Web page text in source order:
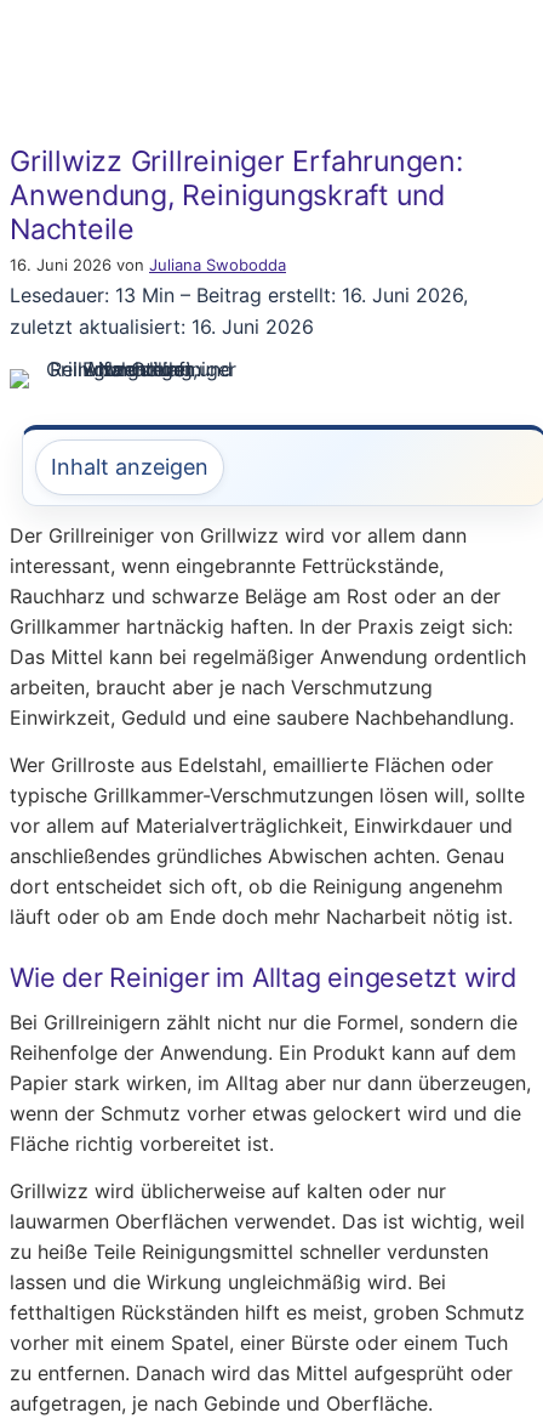
Grillwizz Grillreiniger Erfahrungen:
Anwendung, Reinigungskraft und
Nachteile
16. Juni 2026 von Juliana Swobodda
Lesedauer: 13 Min – Beitrag erstellt: 16. Juni 2026,
zuletzt aktualisiert: 16. Juni 2026
Inhalt anzeigen
Der Grillreiniger von Grillwizz wird vor allem dann
interessant, wenn eingebrannte Fettrückstände,
Rauchharz und schwarze Beläge am Rost oder an der
Grillkammer hartnäckig haften. In der Praxis zeigt sich:
Das Mittel kann bei regelmäßiger Anwendung ordentlich
arbeiten, braucht aber je nach Verschmutzung
Einwirkzeit, Geduld und eine saubere Nachbehandlung.
Wer Grillroste aus Edelstahl, emaillierte Flächen oder
typische Grillkammer-Verschmutzungen lösen will, sollte
vor allem auf Materialverträglichkeit, Einwirkdauer und
anschließendes gründliches Abwischen achten. Genau
dort entscheidet sich oft, ob die Reinigung angenehm
läuft oder ob am Ende doch mehr Nacharbeit nötig ist.
Wie der Reiniger im Alltag eingesetzt wird
Bei Grillreinigern zählt nicht nur die Formel, sondern die
Reihenfolge der Anwendung. Ein Produkt kann auf dem
Papier stark wirken, im Alltag aber nur dann überzeugen,
wenn der Schmutz vorher etwas gelockert wird und die
Fläche richtig vorbereitet ist.
Grillwizz wird üblicherweise auf kalten oder nur
lauwarmen Oberflächen verwendet. Das ist wichtig, weil
zu heiße Teile Reinigungsmittel schneller verdunsten
lassen und die Wirkung ungleichmäßig wird. Bei
fetthaltigen Rückständen hilft es meist, groben Schmutz
vorher mit einem Spatel, einer Bürste oder einem Tuch
zu entfernen. Danach wird das Mittel aufgesprüht oder
aufgetragen, je nach Gebinde und Oberfläche.